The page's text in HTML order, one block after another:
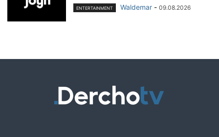
ENTERTAINMENT Waldemar - 09.08.2026